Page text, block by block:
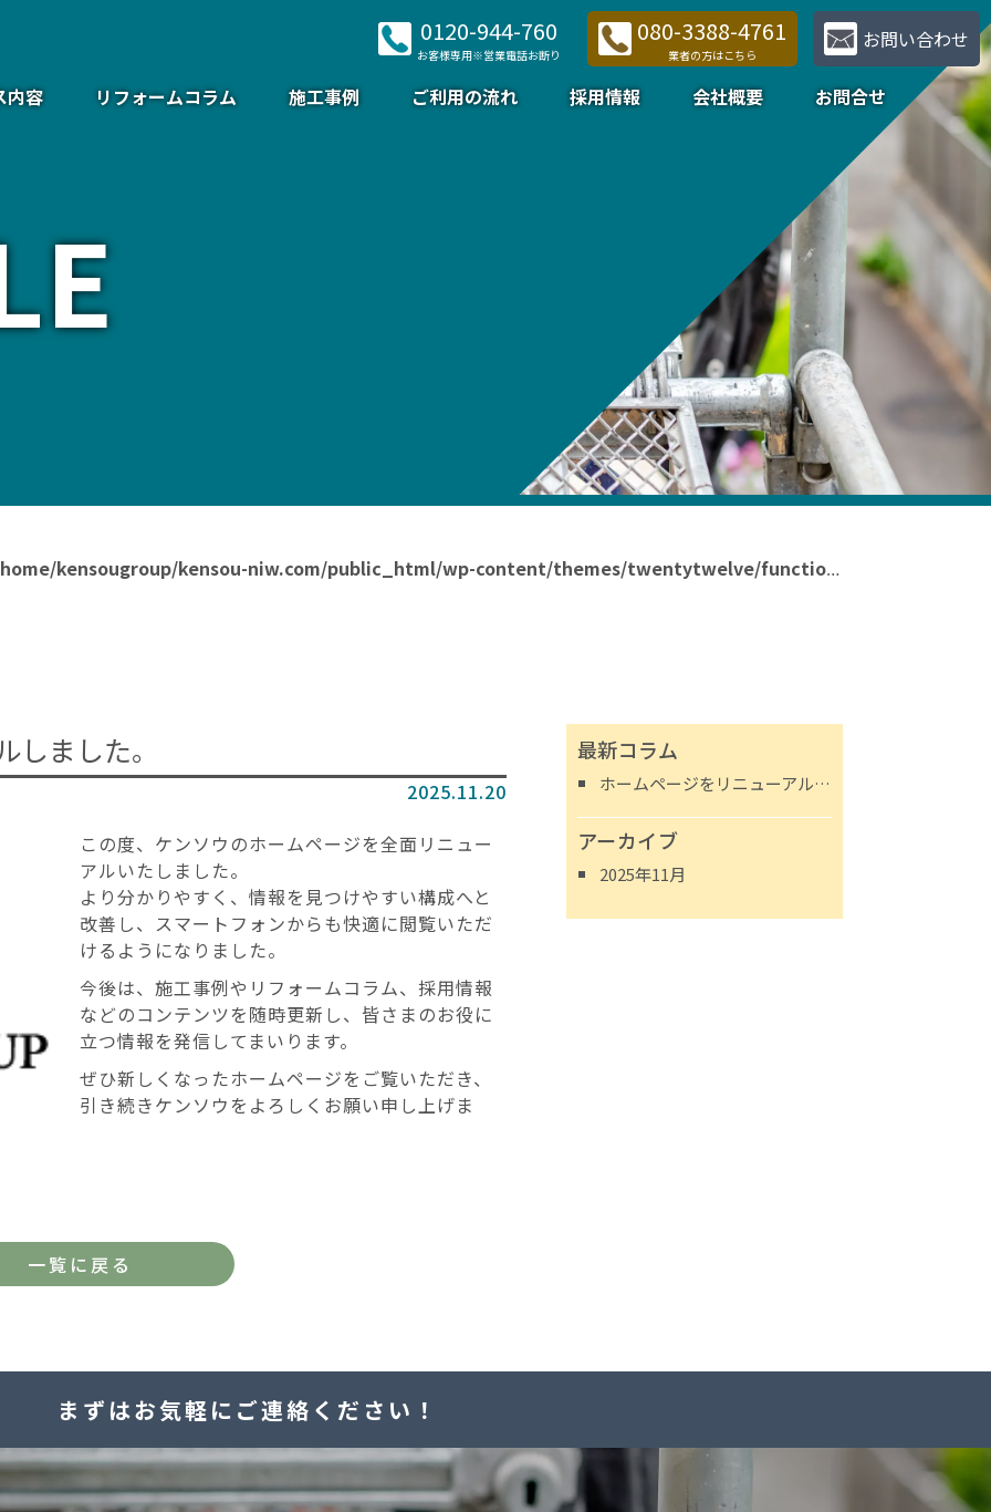
内容 リフォームコラム 施工事例 ご利用の流れ 採用情報 会社概要 お問合せ
0120-944-760
お客様専用※営業電話お断り
080-3388-4761
業者の方はこちら
お問い合わせ
kensougroup/kensou-niw.com/public_html/wp-content/themes/twentytwelve/functions.php
ました。
2025.11.20
この度、ケンソウのホームページを全面リニュー
アルいたしました。
より分かりやすく、情報を見つけやすい構成へと
改善し、スマートフォンからも快適に閲覧いただ
けるようになりました。
今後は、施工事例やリフォームコラム、採用情報
などのコンテンツを随時更新し、皆さまのお役に
立つ情報を発信してまいります。
ぜひ新しくなったホームページをご覧いただき、
引き続きケンソウをよろしくお願い申し上げま
一覧に戻る
最新コラム
ホームページをリニューアルしました。
アーカイブ
2025年11月
まずはお気軽にご連絡ください！